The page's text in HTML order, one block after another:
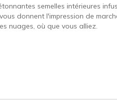
semelles intérieures
donnent l'impression de
nuages, où que vous alliez.